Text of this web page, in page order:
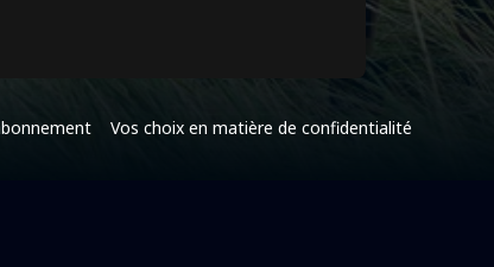
Vos choix en matière de confidentialité